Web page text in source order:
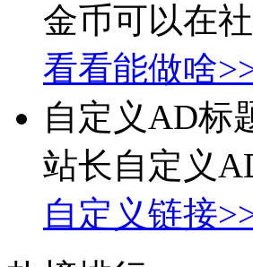
金币可以在
看看能做啥
自定义AD标
站长自定义
自定义链接